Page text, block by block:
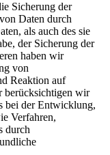
Sicherung der
Daten durch
als auch des sie
der Sicherung der
haben wir
von
Reaktion auf
berücksichtigen wir
bei der Entwicklung,
Verfahren,
durch